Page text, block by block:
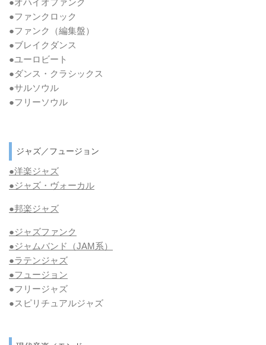
●ファンクロック
●ファンク
（編集盤）
●ブレイクダンス
●ユーロビート
●ダンス・クラシックス
●サルソウル
●フリーソウル
ジャズ／フュージョン
●洋楽ジャズ
●ジャズ・ヴォーカル
●邦楽ジャズ
●ジャズファンク
●ジャムバンド（JAM系）
●ラテンジャズ
●フュージョン
●フリージャズ
●スピリチュアルジャズ